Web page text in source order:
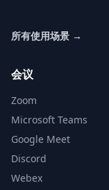
所有使用场景 →
会议
Zoom
Microsoft Teams
Google Meet
Discord
Webex